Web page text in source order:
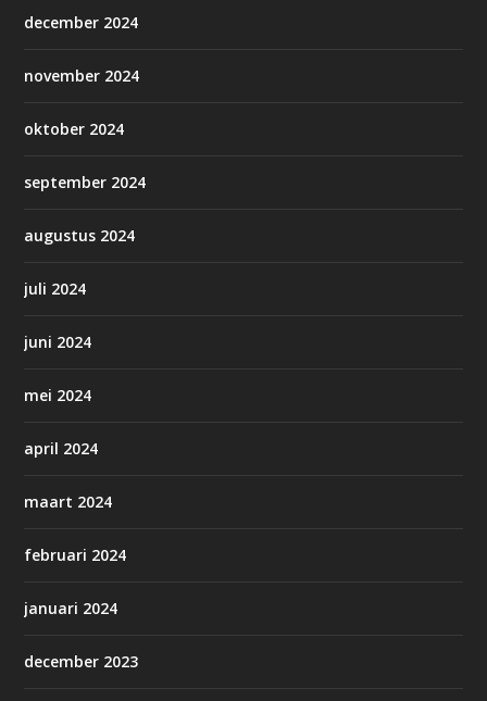
december 2024
november 2024
oktober 2024
september 2024
augustus 2024
juli 2024
juni 2024
mei 2024
april 2024
maart 2024
februari 2024
januari 2024
december 2023